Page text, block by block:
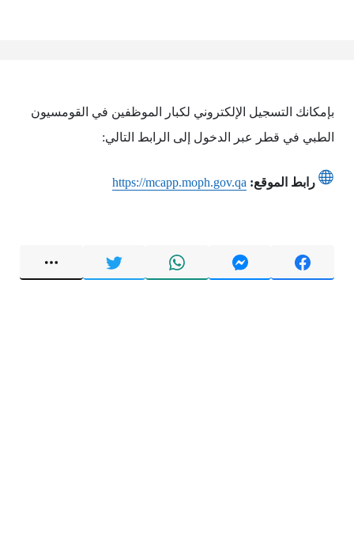
بإمكانك التسجيل الإلكتروني لكبار الموظفين في القومسيون
الطبي في قطر عبر الدخول إلى الرابط التالي:
رابط الموقع: https://mcapp.moph.gov.qa